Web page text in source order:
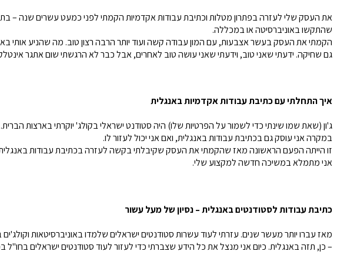
את העסק שלי לעזרה בפתרון מטלות וכתיבת עבודות אקדמיות הקמתי לפני כמעט עשרים שנה –
שהתקשו באוניברסיטה או במכללה.
הקמתי את העסק בעשר אצבעות, עם המון עבודה קשה ועוד יותר הרבה רצון טוב. מה שהניע אותי
גם שחיקה. ידעתי שאני טוב, וידעתי שאני עושה טוב לאחרים, אבל כבר לא הרגשתי שום אתגר
איך התחלתי עם כתיבת עבודות אקדמיות באנגלית
ג'ון (שאת שמו שינתי כדי לשמור על הפרטיות שלו) היה סטודנט ישראלי בקולג' יוקרתי בארצות
במקרה אני עוסק גם בכתיבת עבודות באנגלית, ואם אני יכול לעזור לו.
זו הייתה הפעם הראשונה מאז שהקמתי את העסק שקיבלתי בקשה לעזרה בכתיבת עבודות
אני מתמלא במשיכה חדשה למקצוע שלי.
כתיבת עבודות לסטודנטים באנגלית – נסיון של מעל עשור
מאז עברו יותר מעשר שנים. עזרתי לעוד עשרות סטודנטים ישראלים שלמדו באוניברסיטאות
– כן, תזה באנגלית. כיום אני מנצל את כל הידע שצברתי כדי לעזור לעוד סטודנטים ישראלים